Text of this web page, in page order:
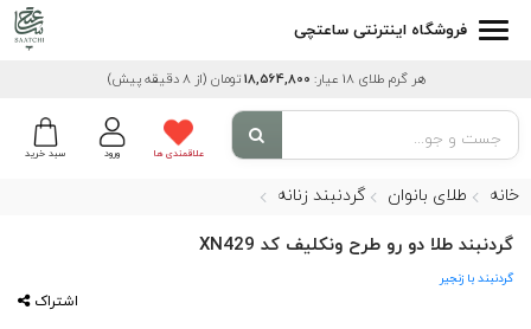
فروشگاه اینترنتی ساعتچی
هر گرم طلای 18 عیار: 18,564,800 تومان (از 8 دقیقه پیش)
سبد خرید ورود علاقمندی ها
خانه طلای بانوان گردنبند زنانه
گردنبند طلا دو رو طرح ونکلیف کد XN429
گردنبند با زنجیر
اشتراک